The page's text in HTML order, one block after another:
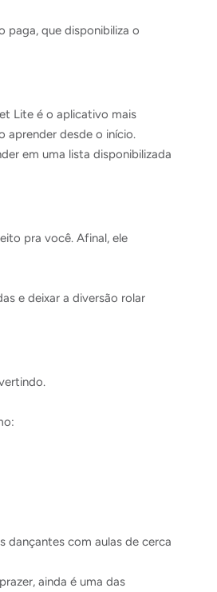
paga, que disponibiliza o
Lite é o aplicativo mais
aprender desde o início.
em uma lista disponibilizada
pra você. Afinal, ele
e deixar a diversão rolar
com aulas de cerca
ainda é uma das